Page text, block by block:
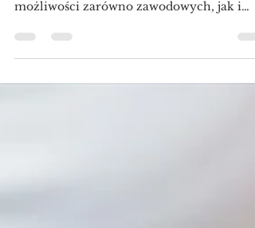
własnego biznesu.
możliwości zarówno zawodowych, jak i